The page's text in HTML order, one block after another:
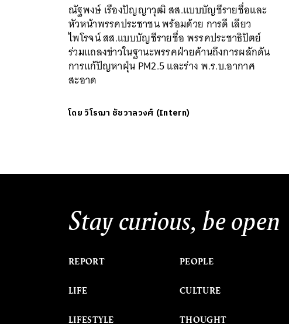
ณัฐพงษ์ เรืองปัญญาวุฒิ สส.แบบบัญชีรายชื่อและ
หัวหน้าพรรคประชาชน พร้อมด้วย การดี เลียว
ไพโรจน์ สส.แบบบัญชีรายชื่อ พรรคประชาธิปัตย์
ร่วมแถลงข่าวในฐานะพรรคฝ่ายค้านถึงการผลักดัน
การแก้ปัญหาฝุ่น PM2.5 และร่าง พ.ร.บ.อากาศ
สะอาด
โดยวิโรฌา ชัชวาลวงศ์ (Intern)
Stay curious, be open
REPORT
LIFE
LIFESTYLE
PEOPLE
CULTURE
THOUGHT